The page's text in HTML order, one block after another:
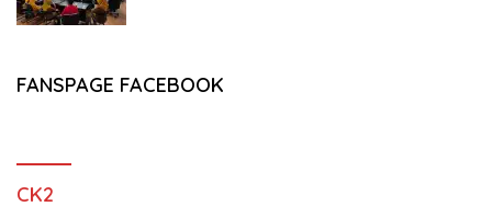
FANSPAGE FACEBOOK
CK2